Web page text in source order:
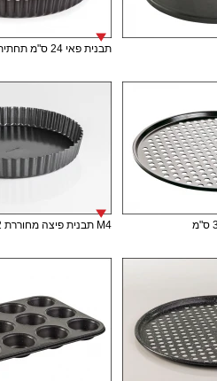
תבנית פאי 24 ס"מ תחתית נשפלת
M4 תבנית פיצה מחוררת 32 ס"מ